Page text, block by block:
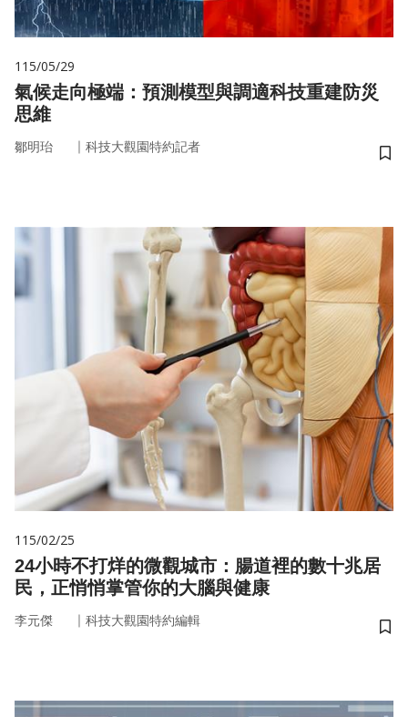
115/05/29
氣候走向極端：預測模型與調適科技重建防災
思維
鄒明珆 ｜ 科技大觀園特約記者
儲
115/02/25
24小時不打烊的微觀城市：腸道裡的數十兆居
民，正悄悄掌管你的大腦與健康
李元傑 ｜ 科技大觀園特約編輯
儲